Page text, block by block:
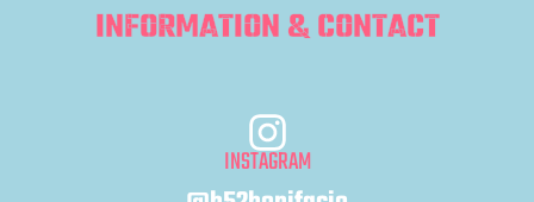
INFORMATION & CONTACT
INSTAGRAM